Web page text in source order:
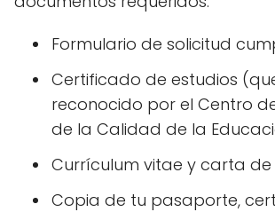
Formulario de solicitud
Certificado de estudios
reconocido por el Centro
de la Calidad de la
Currículum vitae y carta
Copia de tu pasaporte,